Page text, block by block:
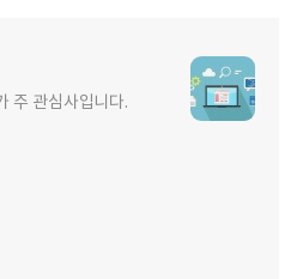
주 관심사입니다.